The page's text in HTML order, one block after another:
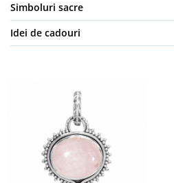
Simboluri sacre
Idei de cadouri